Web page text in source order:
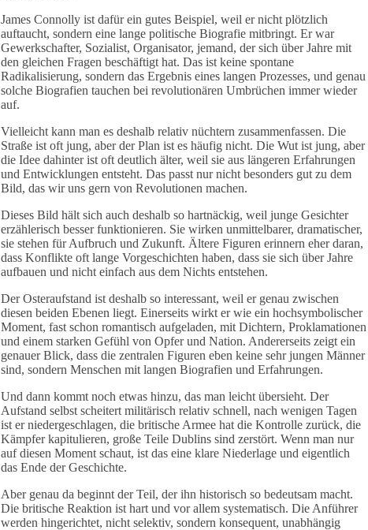
James Connolly ist dafür ein gutes Beispiel, weil er nicht plötzlich
auftaucht, sondern eine lange politische Biografie mitbringt. Er war
Gewerkschafter, Sozialist, Organisator, jemand, der sich über Jahre mit
den gleichen Fragen beschäftigt hat. Das ist keine spontane
Radikalisierung, sondern das Ergebnis eines langen Prozesses, und genau
solche Biografien tauchen bei revolutionären Umbrüchen immer wieder
auf.
Vielleicht kann man es deshalb relativ nüchtern zusammenfassen. Die
Straße ist oft jung, aber der Plan ist es häufig nicht. Die Wut ist jung, aber
die Idee dahinter ist oft deutlich älter, weil sie aus längeren Erfahrungen
und Entwicklungen entsteht. Das passt nur nicht besonders gut zu dem
Bild, das wir uns gern von Revolutionen machen.
Dieses Bild hält sich auch deshalb so hartnäckig, weil junge Gesichter
erzählerisch besser funktionieren. Sie wirken unmittelbarer, dramatischer,
sie stehen für Aufbruch und Zukunft. Ältere Figuren erinnern eher daran,
dass Konflikte oft lange Vorgeschichten haben, dass sie sich über Jahre
aufbauen und nicht einfach aus dem Nichts entstehen.
Der Osteraufstand ist deshalb so interessant, weil er genau zwischen
diesen beiden Ebenen liegt. Einerseits wirkt er wie ein hochsymbolischer
Moment, fast schon romantisch aufgeladen, mit Dichtern, Proklamationen
und einem starken Gefühl von Opfer und Nation. Andererseits zeigt ein
genauer Blick, dass die zentralen Figuren eben keine sehr jungen Männer
sind, sondern Menschen mit langen Biografien und Erfahrungen.
Und dann kommt noch etwas hinzu, das man leicht übersieht. Der
Aufstand selbst scheitert militärisch relativ schnell, nach wenigen Tagen
ist er niedergeschlagen, die britische Armee hat die Kontrolle zurück, die
Kämpfer kapitulieren, große Teile Dublins sind zerstört. Wenn man nur
auf diesen Moment schaut, ist das eine klare Niederlage und eigentlich
das Ende der Geschichte.
Aber genau da beginnt der Teil, der ihn historisch so bedeutsam macht.
Die britische Reaktion ist hart und vor allem systematisch. Die Anführer
werden hingerichtet, nicht selektiv, sondern konsequent, unabhängig